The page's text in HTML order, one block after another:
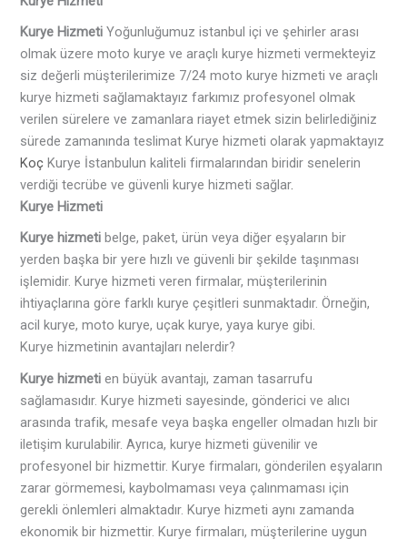
Kurye Hizmeti Yoğunluğumuz istanbul içi ve şehirler arası
olmak üzere moto kurye ve araçlı kurye hizmeti vermekteyiz
siz değerli müşterilerimize 7/24 moto kurye hizmeti ve araçlı
kurye hizmeti sağlamaktayız farkımız profesyonel olmak
verilen sürelere ve zamanlara riayet etmek sizin belirlediğiniz
sürede zamanında teslimat Kurye hizmeti olarak yapmaktayız
Koç Kurye İstanbulun kaliteli firmalarından biridir senelerin
verdiği tecrübe ve güvenli kurye hizmeti sağlar.
Kurye Hizmeti
Kurye hizmeti belge, paket, ürün veya diğer eşyaların bir
yerden başka bir yere hızlı ve güvenli bir şekilde taşınması
işlemidir. Kurye hizmeti veren firmalar, müşterilerinin
ihtiyaçlarına göre farklı kurye çeşitleri sunmaktadır. Örneğin,
acil kurye, moto kurye, uçak kurye, yaya kurye gibi.
Kurye hizmetinin avantajları nelerdir?
Kurye hizmeti en büyük avantajı, zaman tasarrufu
sağlamasıdır. Kurye hizmeti sayesinde, gönderici ve alıcı
arasında trafik, mesafe veya başka engeller olmadan hızlı bir
iletişim kurulabilir. Ayrıca, kurye hizmeti güvenilir ve
profesyonel bir hizmettir. Kurye firmaları, gönderilen eşyaların
zarar görmemesi, kaybolmaması veya çalınmaması için
gerekli önlemleri almaktadır. Kurye hizmeti aynı zamanda
ekonomik bir hizmettir. Kurye firmaları, müşterilerine uygun